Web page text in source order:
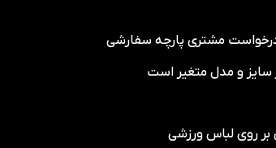
درخواست مشتری پارچه سفارشی
سایز و مدل متغیر است
بر روی لباس ورزشی